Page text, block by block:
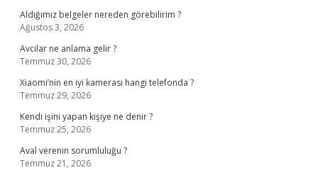
Aldığımız belgeler nereden görebilirim ?
Ağustos 3, 2026
Avcılar ne anlama gelir ?
Temmuz 30, 2026
Xiaomi’nin en iyi kamerası hangi telefonda ?
Temmuz 29, 2026
Kendi işini yapan kişiye ne denir ?
Temmuz 25, 2026
Aval verenin sorumluluğu ?
Temmuz 21, 2026